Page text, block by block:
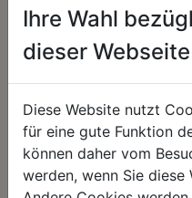
HARMONIE
Unser Sortiment steht für ein
positives Lebensgefühl. Wir
schenken natürliche, stilvolle
Momente für harmonische Stunden
zu Hause – den Ort, an dem
Ihre Wahl
dieser Webseite
Diese Website nutzt
für eine gute Funktion
können daher vom
werden, wenn Sie diese